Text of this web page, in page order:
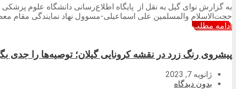
به گزارش نوای گیل به نقل از پایگاه اطلاع‌رسانی دانشگاه علوم
حجت‌الاسلام والمسلمین علی اسماعیلی-مسوول نهاد نمایندگی مقام
ادامه مطلب
پیشروی رنگ زرد در نقشه کرونایی گیلان؛ توصیه‌ها را جدی
ژانویه 7, 2023
بدون دیدگاه